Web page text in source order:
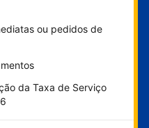
ou pedidos de
da Taxa de Serviço